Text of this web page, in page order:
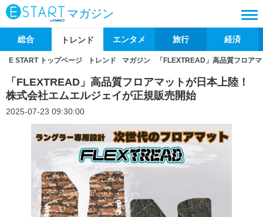
マガジン
総合 トレンド エンタメ 旅行 経済
E START トップページ トレンド マガジン 「FLEXTREAD」高品質フロア
「FLEXTREAD」高品質フロアマットが日本上陸！
株式会社エムエルジェイが正規販売開始
2025-07-23 09:30:00